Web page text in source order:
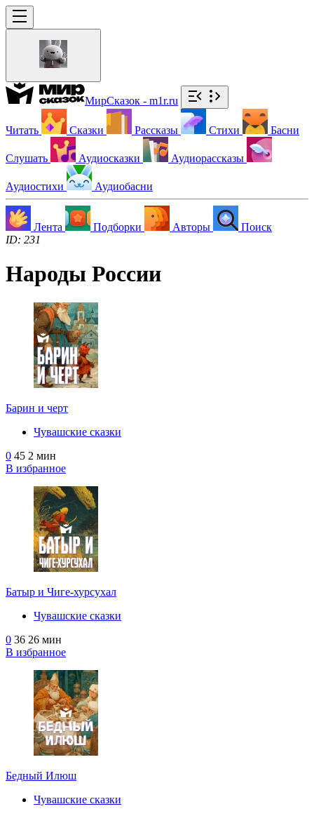
МирСказок - m1r.ru
Читать Сказки Рассказы Стихи Басни
Слушать Аудиосказки Аудиорассказы
Аудиостихи Аудиобасни
Лента Подборки Авторы
Поиск
ID: 231
Народы России
Барин и черт
Чувашские сказки
0 45 2 мин
В избранное
Батыр и Чиге-хурсухал
Чувашские сказки
0 36 26 мин
В избранное
Бедный Илюш
Чувашские сказки